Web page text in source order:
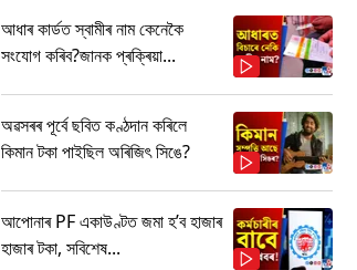
আধাৰ কাৰ্ডত স্বামীৰ নাম কেনেকৈ
সংযোগ কৰিব?জানক প্ৰক্ৰিয়া...
অৱসৰৰ পূৰ্বে ছবিত কণ্ঠদান কৰিলে
কিমান টকা পাইছিল অৰিজিৎ সিঙে?
আপোনাৰ PF একাউণ্টত জমা হ’ব হাজাৰ
হাজাৰ টকা, সবিশেষ...